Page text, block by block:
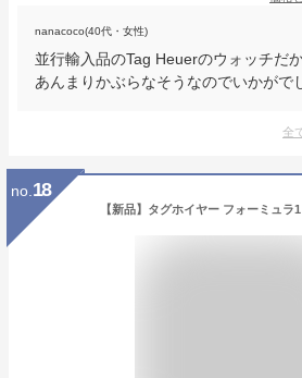
nanacoco(40代・女性)
並行輸入品のTag Heuerのウォッチだ
あんまりかぶらなそうなのでいかがで
全
no. 18
【新品】タグホイヤー フォーミュラ